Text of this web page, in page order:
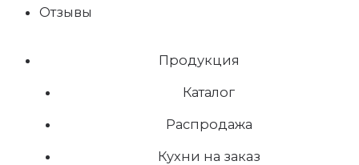
Отзывы
Продукция
Каталог
Распродажа
Кухни на заказ